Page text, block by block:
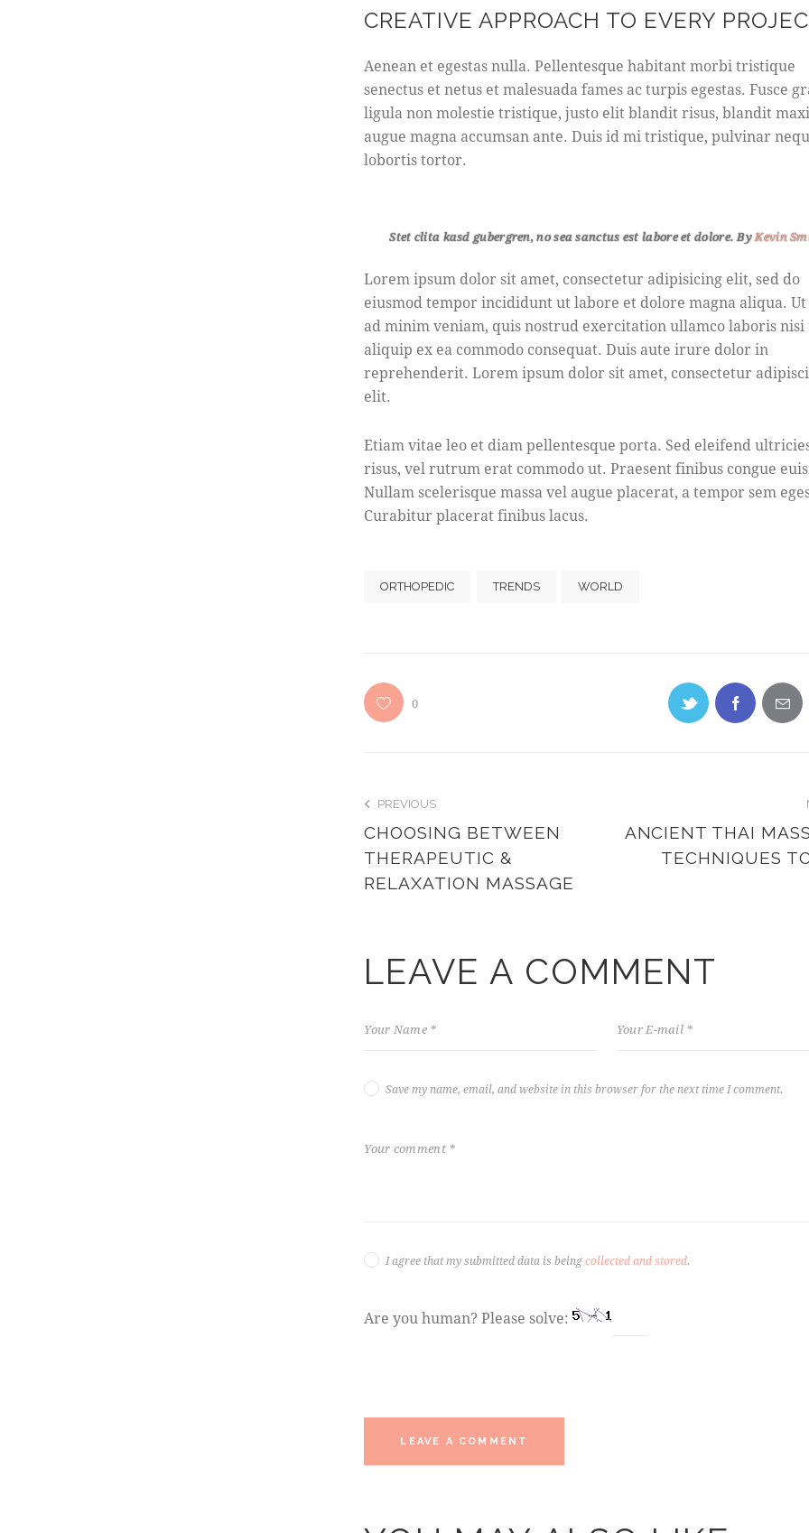
CREATIVE APPROACH TO EVERY
Aenean et egestas nulla. Pellentesque habitant morbi tristique
senectus et netus et malesuada fames ac turpis egestas. Fusce
ligula non molestie tristique, justo elit blandit risus, blandit
augue magna accumsan ante. Duis id mi tristique, pulvinar
lobortis tortor.
Stet clita kasd gubergren, no sea sanctus est labore et dolore. ByKevin
Lorem ipsum dolor sit amet, consectetur adipisicing elit, sed do
eiusmod tempor incididunt ut labore et dolore magna aliqua.
ad minim veniam, quis nostrud exercitation ullamco laboris nisi
aliquip ex ea commodo consequat. Duis aute irure dolor in
reprehenderit. Lorem ipsum dolor sit amet, consectetur
elit.
Etiam vitae leo et diam pellentesque porta. Sed eleifend
risus, vel rutrum erat commodo ut. Praesent finibus congue
Nullam scelerisque massa vel augue placerat, a tempor sem
Curabitur placerat finibus lacus.
ORTHOPEDIC TRENDS WORLD
0
PREVIOUS
CHOOSING BETWEEN
THERAPEUTIC &
RELAXATION MASSAGE
ANCIENT THAI
TECHNIQUES
LEAVE A COMMENT
Save my name, email, and website in this browser for the next time I comment.
I agree that my submitted data is beingcollected and stored.
Are you human? Please solve: